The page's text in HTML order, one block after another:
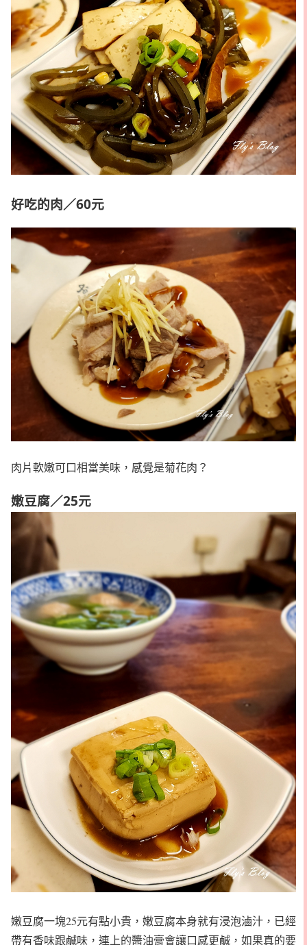
好吃的肉／60元
肉片軟嫩可口相當美味，感覺是菊花肉？
嫩豆腐／25元
嫩豆腐一塊25元有點小貴，嫩豆腐本身就有浸泡滷汁，已經
帶有香味跟鹹味，連上的醬油膏會讓口感更鹹，如果真的要